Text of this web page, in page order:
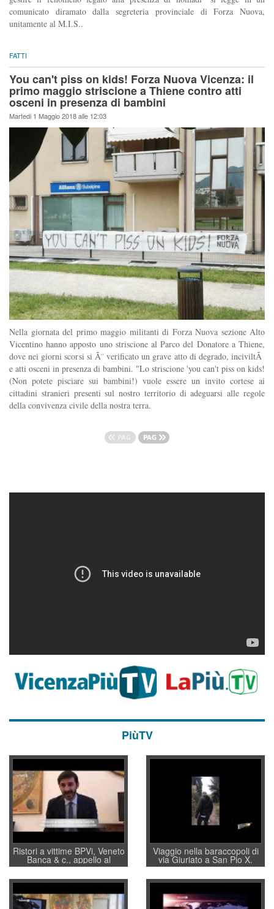
comunicato diramato dalla segreteria provinciale di Forza Nuova,
unitamente al M.I.S..
FATTI
You can't piss on kids! Forza Nuova Vicenza: il
primo maggio striscione a Thiene contro atti
osceni in presenza di bambini
Martedi 1 Maggio 2018 alle 12:03
Nella giornata del primo maggio militanti di Forza Nuova sezione Alto
Vicentino hanno apposto uno striscione al Parco del Donatore a Thiene,
dove nei giorni scorsi si Ã¨ verificato un grave atto di degrado, inciviltÃ
e atti osceni in presenza di bambini. "Lo striscione 'you can't piss on kids!
(Non potete pisciare sui bambini!) vuole essere un invito cortese ai
cittadini stranieri presenti sul nostro territorio di adeguarsi alle regole
della convivenza civile della nostra terra.
PiùTV
Ristori a vittime BPVi, Veneto
Banca & c., appello al
sottosegretario Alessio
Villarosa: per mettere ordine
convochi con Di Maio CNCU
a supporto della cabina di
regia al Mef
Viaggio nella baraccopoli di
via Giuriato a San Pio X.
Vicenza ai Vicentini: “faremo
un regalo di Natale ai
residenti”